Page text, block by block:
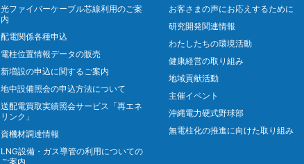
光ファイバーケーブル芯線利用のご案
内
配電関係各種申込
電柱位置情報データの販売
新増設の申込に関するご案内
地中設備照会の申込方法について
送配電買取実績照会サービス「再エネ
リンク」
資機材調達情報
LNG設備・ガス導管の利用についての
ご案内
お客さまの声にお応えするために
研究開発関連情報
わたしたちの環境活動
健康経営の取り組み
地域貢献活動
主催イベント
沖縄電力硬式野球部
無電柱化の推進に向けた取り組み